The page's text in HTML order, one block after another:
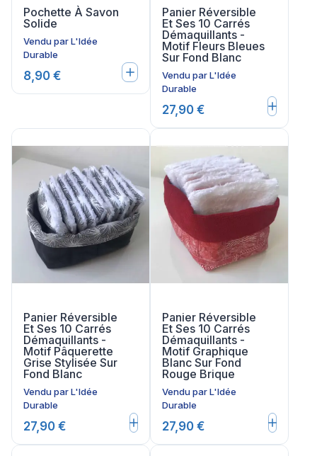
Pochette À Savon
Solide
Vendu parL'Idée
Durable
8,90 €
Panier Réversible
Et Ses 10 Carrés
Démaquillants -
Motif Fleurs Bleues
Sur Fond Blanc
Vendu parL'Idée
Durable
27,90 €
Panier Réversible
Et Ses 10 Carrés
Démaquillants -
Motif Pâquerette
Grise Stylisée Sur
Fond Blanc
Vendu parL'Idée
Durable
27,90 €
Panier Réversible
Et Ses 10 Carrés
Démaquillants -
Motif Graphique
Blanc Sur Fond
Rouge Brique
Vendu parL'Idée
Durable
27,90 €